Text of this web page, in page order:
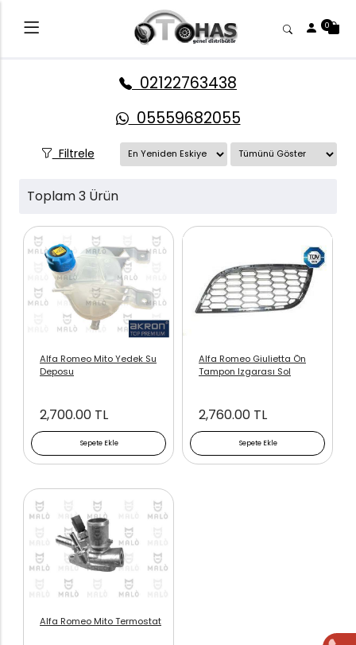
0
02122763438
05559682055
Filtrele
Toplam 3 Ürün
Sepete Ekle
Alfa Romeo Mito Yedek Su
Deposu
2,700.00 TL
Sepete Ekle
Alfa Romeo Giulietta Ön
Tampon Izgarası Sol
2,760.00 TL
Alfa Romeo Mito Termostat